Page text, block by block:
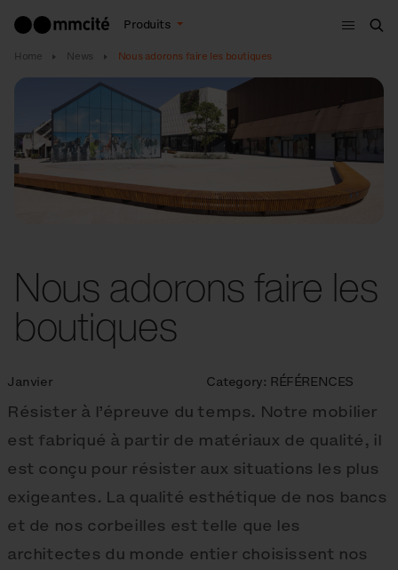
Produits
Menu
Home News Nous adorons faire les boutiques
Nous adorons faire les
boutiques
Janvier Category: RÉFÉRENCES
Résister à l’épreuve du temps. Notre mobilier
est fabriqué à partir de matériaux de qualité, il
est conçu pour résister aux situations les plus
exigeantes. La qualité esthétique de nos bancs
et de nos corbeilles est telle que les
architectes du monde entier choisissent nos